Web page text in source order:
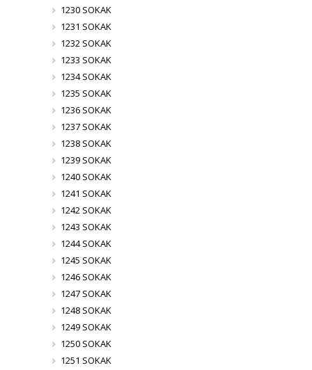
1230 SOKAK
1231 SOKAK
1232 SOKAK
1233 SOKAK
1234 SOKAK
1235 SOKAK
1236 SOKAK
1237 SOKAK
1238 SOKAK
1239 SOKAK
1240 SOKAK
1241 SOKAK
1242 SOKAK
1243 SOKAK
1244 SOKAK
1245 SOKAK
1246 SOKAK
1247 SOKAK
1248 SOKAK
1249 SOKAK
1250 SOKAK
1251 SOKAK